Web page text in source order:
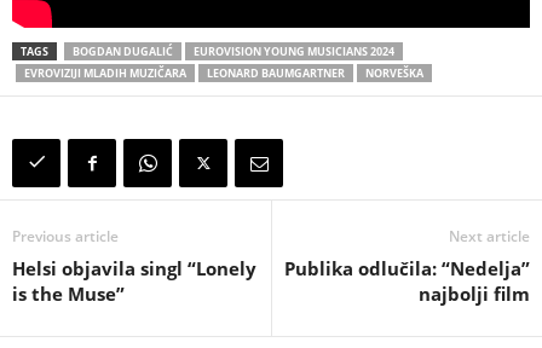
TAGS BOGDAN DUGALIĆ
EUROVISION YOUNG MUSICIANS 2024
EVROVIZIJI MLADIH MUZIČARA
LEONARD BAUMGARTNER NORVEŠKA
Previous article
Helsi objavila singl “Lonely
is the Muse”
Next article
Publika odlučila: “Nedelja”
najbolji film